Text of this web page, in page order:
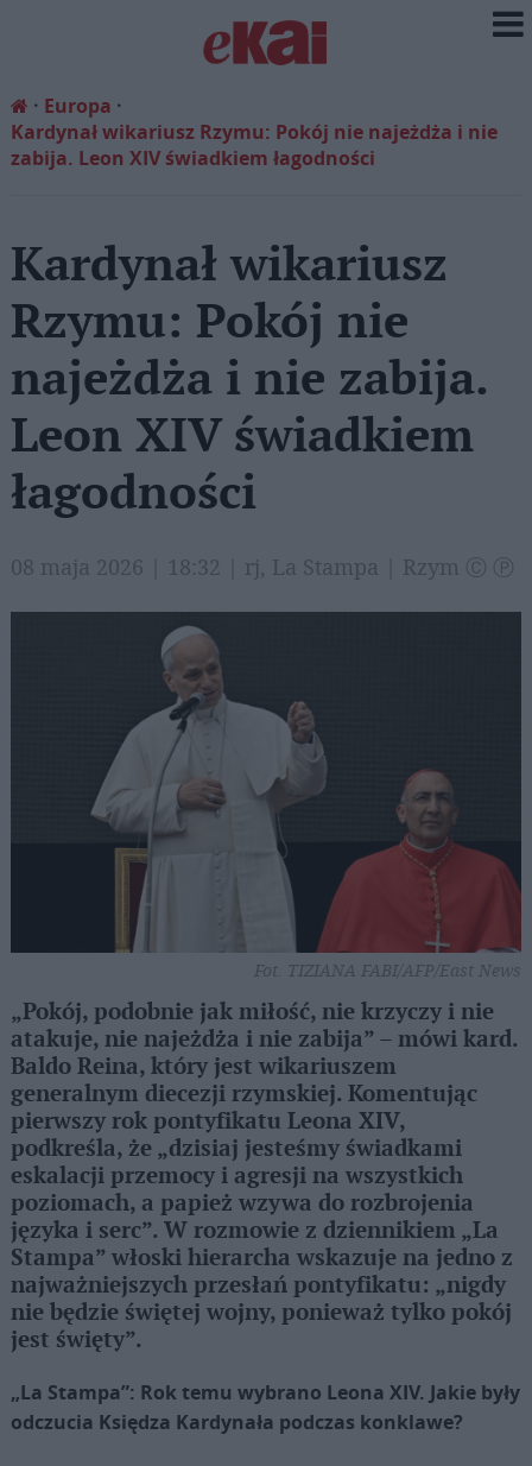
Europa
Kardynał wikariusz Rzymu: Pokój nie najeżdża i nie
zabija. Leon XIV świadkiem łagodności
Kardynał wikariusz
Rzymu: Pokój nie
najeżdża i nie zabija.
Leon XIV świadkiem
łagodności
08 maja 2026 | 18:32 | rj, La Stampa | Rzym Ⓒ Ⓟ
Fot. TIZIANA FABI/AFP/East News
„Pokój, podobnie jak miłość, nie krzyczy i nie
atakuje, nie najeżdża i nie zabija” – mówi kard.
Baldo Reina, który jest wikariuszem
generalnym diecezji rzymskiej. Komentując
pierwszy rok pontyfikatu Leona XIV,
podkreśla, że „dzisiaj jesteśmy świadkami
eskalacji przemocy i agresji na wszystkich
poziomach, a papież wzywa do rozbrojenia
języka i serc”. W rozmowie z dziennikiem „La
Stampa” włoski hierarcha wskazuje na jedno z
najważniejszych przesłań pontyfikatu: „nigdy
nie będzie świętej wojny, ponieważ tylko pokój
jest święty”.
„La Stampa”: Rok temu wybrano Leona XIV. Jakie były
odczucia Księdza Kardynała podczas konklawe?